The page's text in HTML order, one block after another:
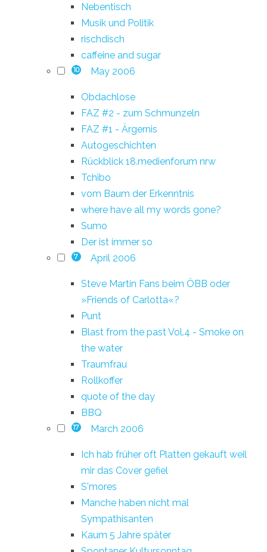
Nebentisch
Musik und Politik
rischdisch
caffeine and sugar
10 May 2006
Obdachlose
FAZ #2 - zum Schmunzeln
FAZ #1 - Ärgernis
Autogeschichten
Rückblick 18.medienforum nrw
Tchibo
vom Baum der Erkenntnis
where have all my words gone?
Sumo
Der ist immer so
7 April 2006
Steve Martin Fans beim ÖBB oder
»Friends of Carlotta«?
Punt
Blast from the past Vol.4 - Smoke on
the water
Traumfrau
Rollkoffer
quote of the day
BBQ
17 March 2006
Ich hab früher oft Platten gekauft weil
mir das Cover gefiel
S'mores
Manche haben nicht mal
Sympathisanten
Kaum 5 Jahre später